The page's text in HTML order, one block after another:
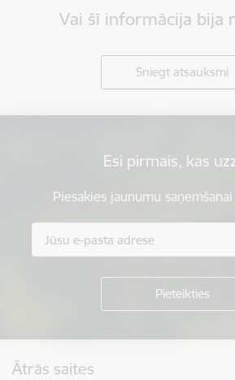
Vai šī informācija bija
Sniegt atsauksmi
Esi pirmais, kas
Piesakies jaunumu
Ātrās saites